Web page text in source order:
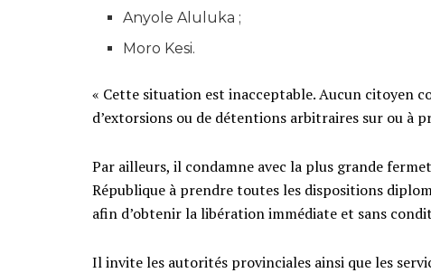
Anyole Aluluka ;
Moro Kesi.
« Cette situation est inacceptable. Aucun citoyen
d’extorsions ou de détentions arbitraires sur ou
Par ailleurs, il condamne avec la plus grande
République à prendre toutes les dispositions
afin d’obtenir la libération immédiate et sans
Il invite les autorités provinciales ainsi que les